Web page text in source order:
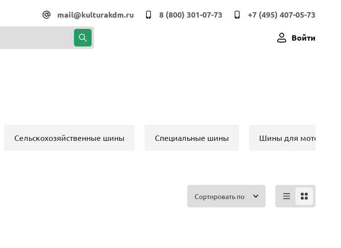
+7 (495) 407-05-73
8 (800) 301-07-73
mail@kulturakdm.ru
Войти
Сельскохозяйственные шины Специальные шины Шины для мото
Сортировать по